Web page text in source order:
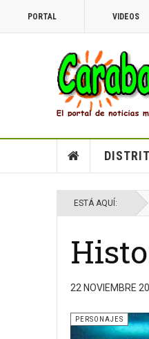
PORTAL VIDEOS
ESTÁ AQUÍ:
22 NOVIEMBRE
PERSONAJES